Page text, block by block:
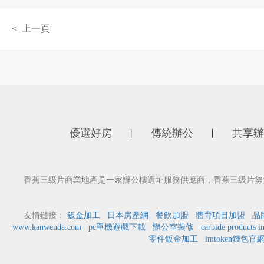
< 上一頁
優選好房 傳統辦公 共享
香蕉三级片商業地產是一家辦公樓選址服務供應商，香蕉三级片
友情鏈接： 鈑金加工 日本房產網 餐飲加盟 體育項目加盟
品
www.kanwenda.com
pc單機遊戲下載 辦公室裝修
carbide products
零件鈑金加工
imtoken錢包官